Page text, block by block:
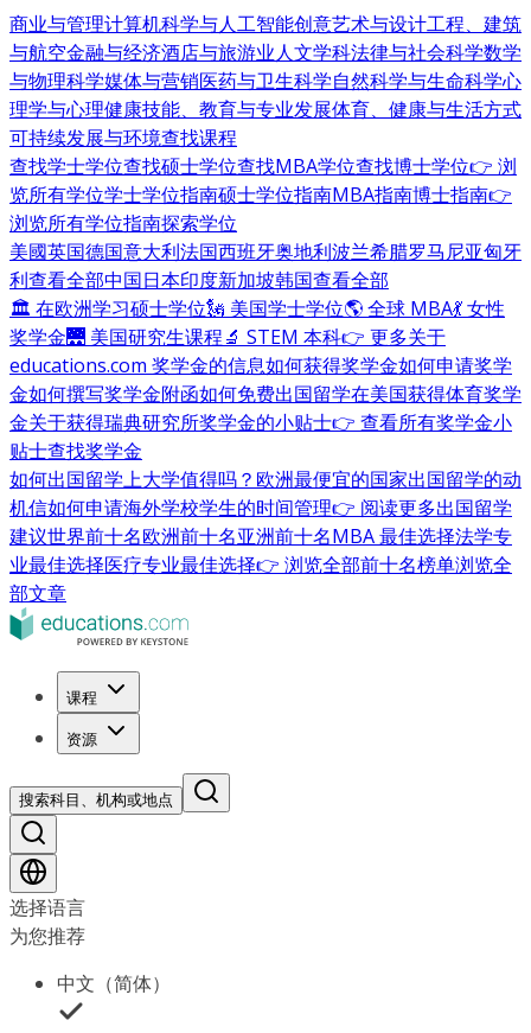
商业与管理计算机科学与人工智能创意艺术与设计工程、建筑
与航空金融与经济酒店与旅游业人文学科法律与社会科学数学
与物理科学媒体与营销医药与卫生科学自然科学与生命科学心
理学与心理健康技能、教育与专业发展体育、健康与生活方式
可持续发展与环境查找课程
查找学士学位查找硕士学位查找MBA学位查找博士学位👉 浏
览所有学位学士学位指南硕士学位指南MBA指南博士指南👉
浏览所有学位指南探索学位
美國英国德国意大利法国西班牙奥地利波兰希腊罗马尼亚匈牙
利查看全部中国日本印度新加坡韩国查看全部
🏛 在欧洲学习硕士学位🗽 美国学士学位🌎 全球 MBA💃 女性
奖学金🌉 美国研究生课程🔬 STEM 本科👉 更多关于
educations.com 奖学金的信息如何获得奖学金如何申请奖学
金如何撰写奖学金附函如何免费出国留学在美国获得体育奖学
金关于获得瑞典研究所奖学金的小贴士👉 查看所有奖学金小
贴士查找奖学金
如何出国留学上大学值得吗？ 欧洲最便宜的国家出国留学的动
机信如何申请海外学校学生的时间管理👉 阅读更多出国留学
建议世界前十名欧洲前十名亚洲前十名MBA 最佳选择法学专
业最佳选择医疗专业最佳选择👉 浏览全部前十名榜单浏览全
部文章
课程
资源
搜索科目、机构或地点
选择语言
为您推荐
中文（简体）